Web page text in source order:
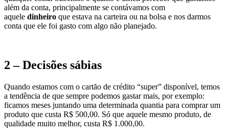
além da conta, principalmente se contávamos com
aquele dinheiro que estava na carteira ou na bolsa e nos darmos
conta que ele foi gasto com algo não planejado.
2 – Decisões sábias
Quando estamos com o cartão de crédito “super” disponível, temos
a tendência de que sempre podemos gastar mais, por exemplo:
ficamos meses juntando uma determinada quantia para comprar um
produto que custa R$ 500,00. Só que aquele mesmo produto, de
qualidade muito melhor, custa R$ 1.000,00.